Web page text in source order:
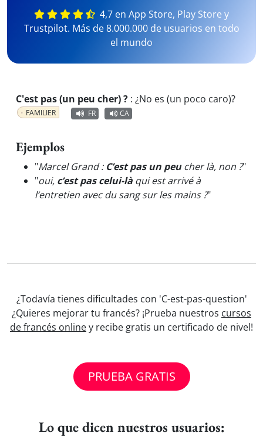
4,7 en App Store, Play Store y
Trustpilot. Más de 8.000.000 de usuarios en todo
el mundo
C'est pas (un peu cher) ? : ¿No es (un poco caro)?
FAMILIER FR CA
Ejemplos
"Marcel Grand : C’est pas un peucher là, non ?"
"oui, c’est pas celui-là qui est arrivé à
l’entretien avec du sang sur les mains ?"
¿Todavía tienes dificultades con 'C-est-pas-question'
¿Quieres mejorar tu francés? ¡Prueba nuestros cursos
de francés onliney recibe gratis un certificado de nivel!
PRUEBA GRATIS
Lo que dicen nuestros usuarios: